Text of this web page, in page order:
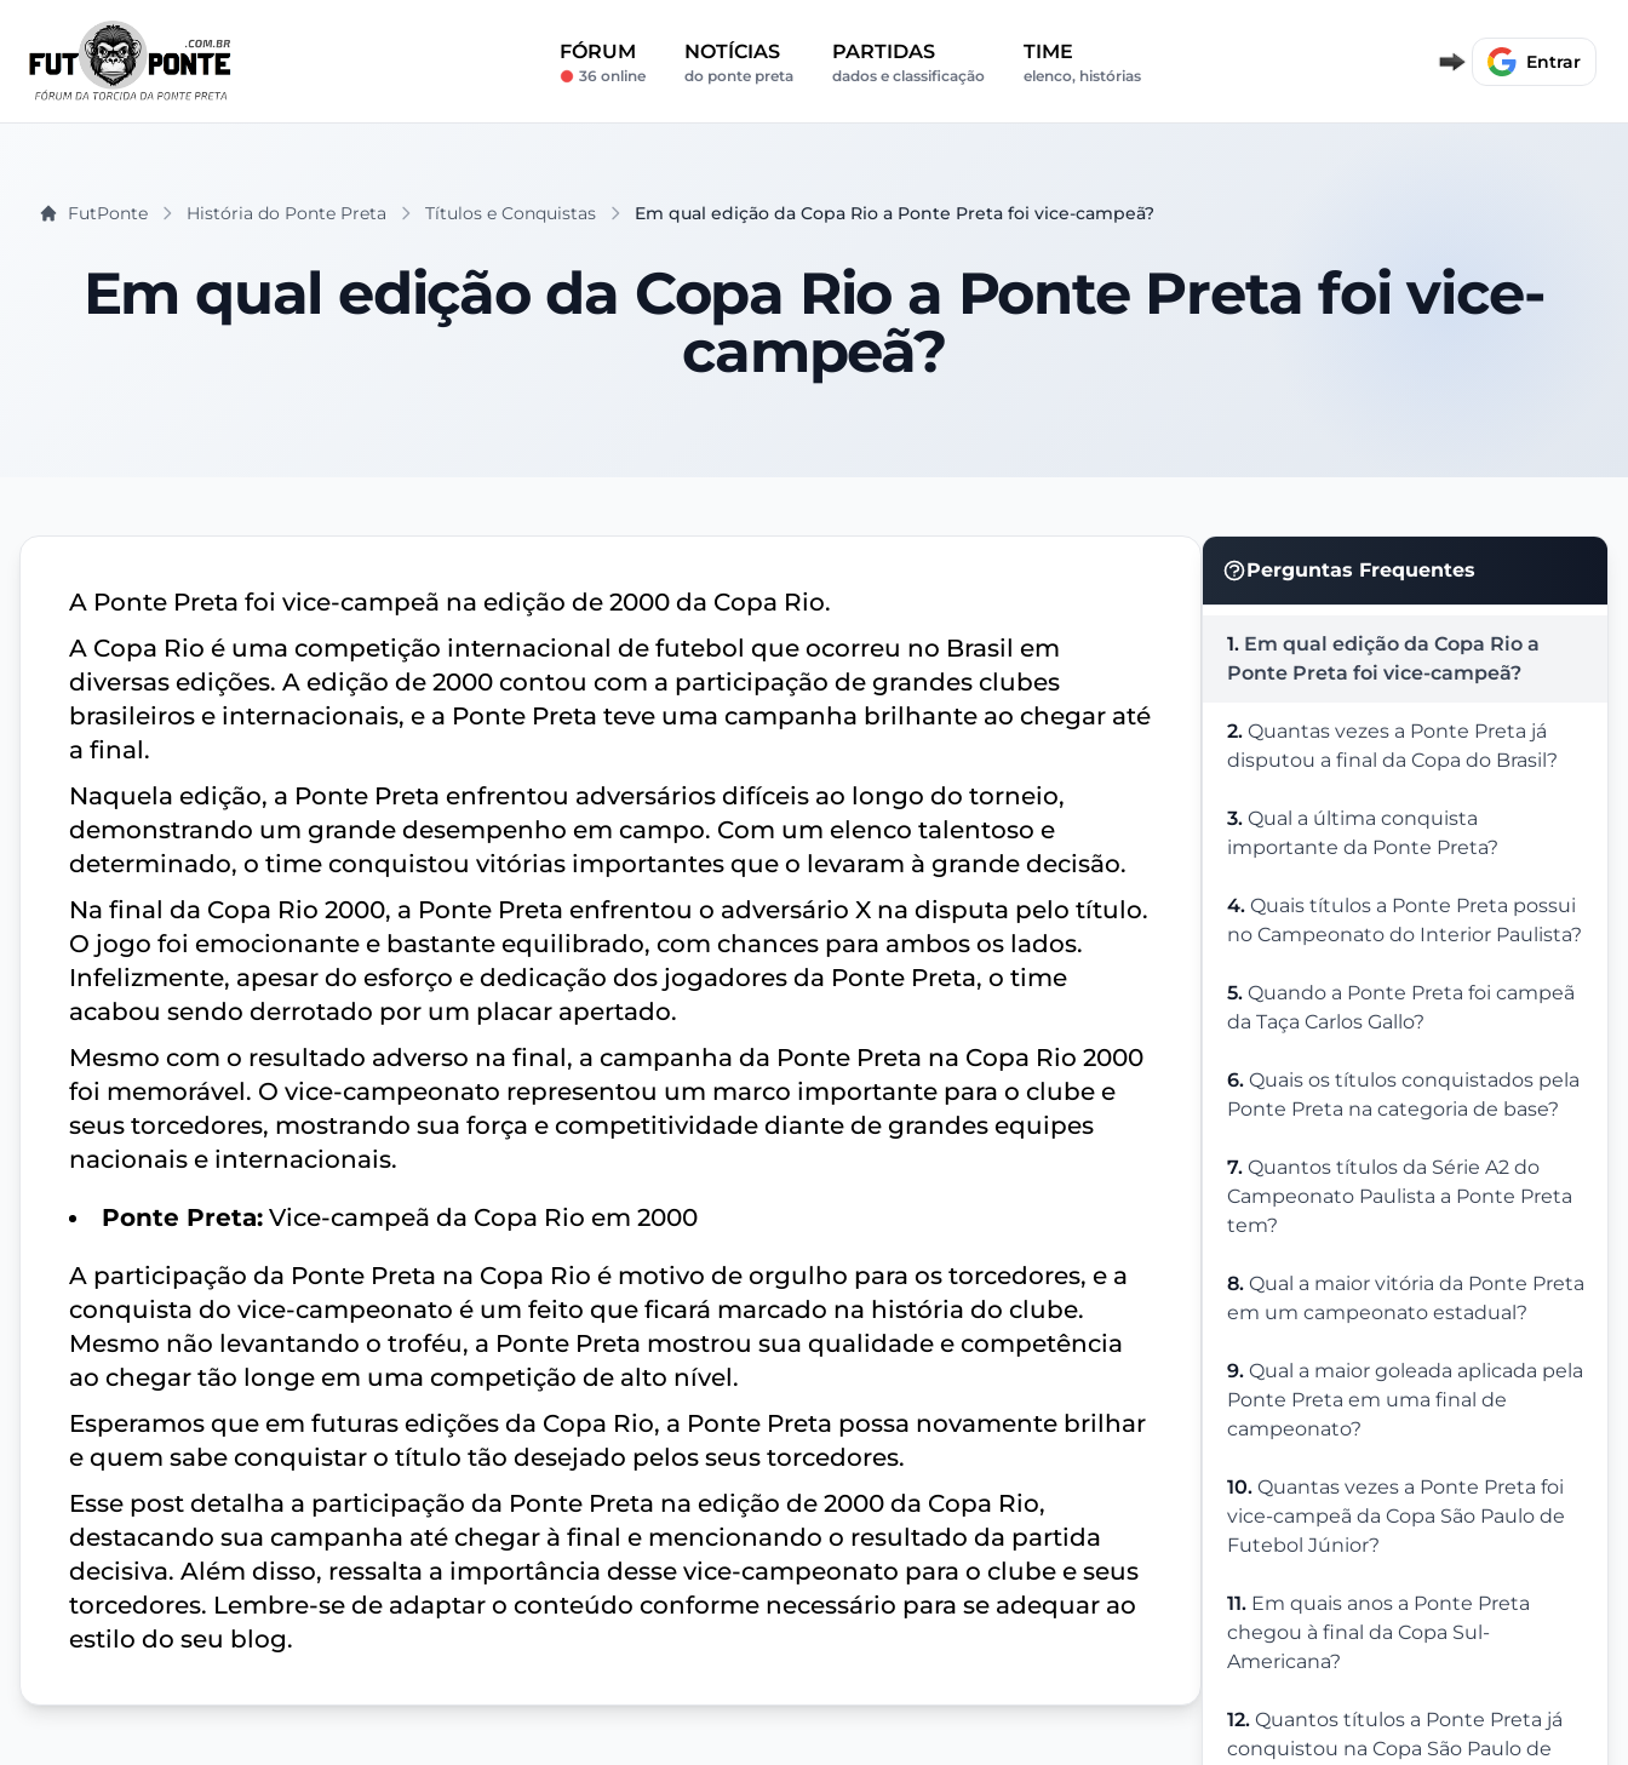
FÓRUM
36 online
NOTÍCIAS
do ponte preta
PARTIDAS
dados e classificação
TIME
elenco, histórias
Entrar
FutPonte História do Ponte Preta Títulos e Conquistas Em qual edição da Copa Rio a Ponte Preta foi vice-campeã?
Em qual edição da Copa Rio a Ponte Preta foi vice-
campeã?
Perguntas Frequentes
1. Em qual edição da Copa Rio a
Ponte Preta foi vice-campeã?
2. Quantas vezes a Ponte Preta já
disputou a final da Copa do Brasil?
3. Qual a última conquista
importante da Ponte Preta?
4. Quais títulos a Ponte Preta possui
no Campeonato do Interior Paulista?
5. Quando a Ponte Preta foi campeã
da Taça Carlos Gallo?
6. Quais os títulos conquistados pela
Ponte Preta na categoria de base?
7. Quantos títulos da Série A2 do
Campeonato Paulista a Ponte Preta
tem?
8. Qual a maior vitória da Ponte Preta
em um campeonato estadual?
9. Qual a maior goleada aplicada pela
Ponte Preta em uma final de
campeonato?
10. Quantas vezes a Ponte Preta foi
vice-campeã da Copa São Paulo de
Futebol Júnior?
11. Em quais anos a Ponte Preta
chegou à final da Copa Sul-
Americana?
12. Quantos títulos a Ponte Preta já
conquistou na Copa São Paulo de
A Ponte Preta foi vice-campeã na edição de 2000 da Copa Rio.
A Copa Rio é uma competição internacional de futebol que ocorreu no Brasil em
diversas edições. A edição de 2000 contou com a participação de grandes clubes
brasileiros e internacionais, e a Ponte Preta teve uma campanha brilhante ao chegar até
a final.
Naquela edição, a Ponte Preta enfrentou adversários difíceis ao longo do torneio,
demonstrando um grande desempenho em campo. Com um elenco talentoso e
determinado, o time conquistou vitórias importantes que o levaram à grande decisão.
Na final da Copa Rio 2000, a Ponte Preta enfrentou o adversário X na disputa pelo título.
O jogo foi emocionante e bastante equilibrado, com chances para ambos os lados.
Infelizmente, apesar do esforço e dedicação dos jogadores da Ponte Preta, o time
acabou sendo derrotado por um placar apertado.
Mesmo com o resultado adverso na final, a campanha da Ponte Preta na Copa Rio 2000
foi memorável. O vice-campeonato representou um marco importante para o clube e
seus torcedores, mostrando sua força e competitividade diante de grandes equipes
nacionais e internacionais.
Ponte Preta: Vice-campeã da Copa Rio em 2000
A participação da Ponte Preta na Copa Rio é motivo de orgulho para os torcedores, e a
conquista do vice-campeonato é um feito que ficará marcado na história do clube.
Mesmo não levantando o troféu, a Ponte Preta mostrou sua qualidade e competência
ao chegar tão longe em uma competição de alto nível.
Esperamos que em futuras edições da Copa Rio, a Ponte Preta possa novamente brilhar
e quem sabe conquistar o título tão desejado pelos seus torcedores.
Esse post detalha a participação da Ponte Preta na edição de 2000 da Copa Rio,
destacando sua campanha até chegar à final e mencionando o resultado da partida
decisiva. Além disso, ressalta a importância desse vice-campeonato para o clube e seus
torcedores. Lembre-se de adaptar o conteúdo conforme necessário para se adequar ao
estilo do seu blog.